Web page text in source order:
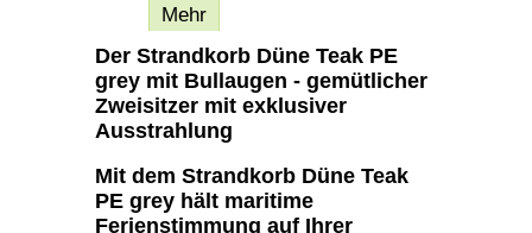
Mehr
Der Strandkorb Düne Teak PE
grey mit Bullaugen - gemütlicher
Zweisitzer mit exklusiver
Ausstrahlung
Mit dem Strandkorb Düne Teak
PE grey hält maritime
Ferienstimmung auf Ihrer